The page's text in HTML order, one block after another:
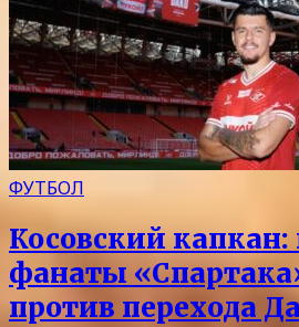
ФУТБОЛ
Косовский капкан:
фанаты
против перехода